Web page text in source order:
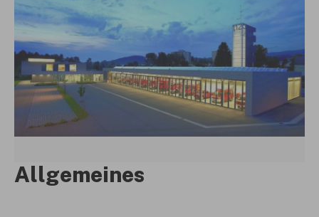
Allgemeines